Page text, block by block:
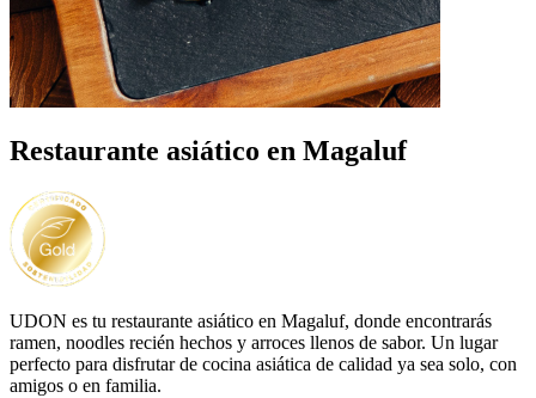
Restaurante asiático en Magaluf
UDON es tu restaurante asiático en Magaluf, donde encontrarás
ramen, noodles recién hechos y arroces llenos de sabor. Un lugar
perfecto para disfrutar de cocina asiática de calidad ya sea solo, con
amigos o en familia.